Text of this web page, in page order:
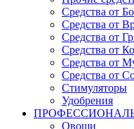
Средства от
Средства от
Средства от
Средства от
Средства от
Средства от
Стимуляторы
Удобрения
Овощи